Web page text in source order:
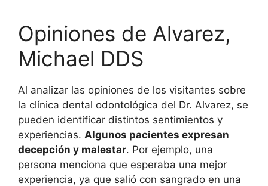
Opiniones de Alvarez,
Michael DDS
Al analizar las opiniones de los visitantes sobre
la clínica dental odontológica del Dr. Alvarez, se
pueden identificar distintos sentimientos y
experiencias. Algunos pacientes expresan
decepción y malestar. Por ejemplo, una
persona menciona que esperaba una mejor
experiencia, ya que salió con sangrado en una